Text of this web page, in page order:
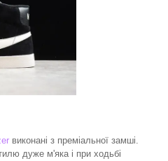
виконані з преміальної замші.
дуже м'яка і при ходьбі